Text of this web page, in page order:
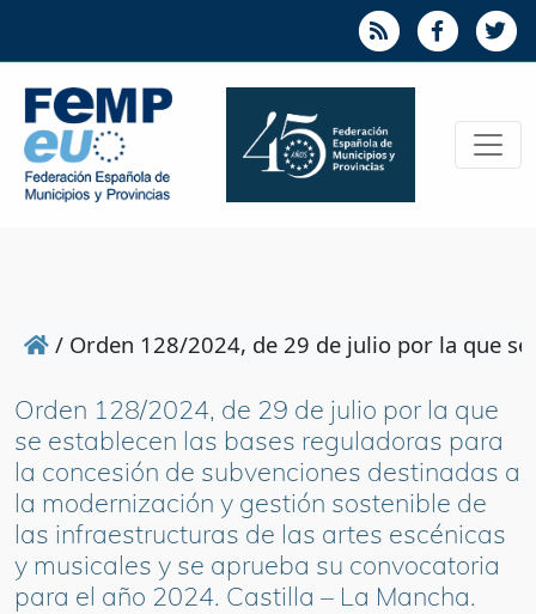
/ Orden 128/2024, de 29 de julio por la que
Orden 128/2024, de 29 de julio por la que
se establecen las bases reguladoras para
la concesión de subvenciones destinadas a
la modernización y gestión sostenible de
las infraestructuras de las artes escénicas
y musicales y se aprueba su convocatoria
para el año 2024. Castilla – La Mancha.